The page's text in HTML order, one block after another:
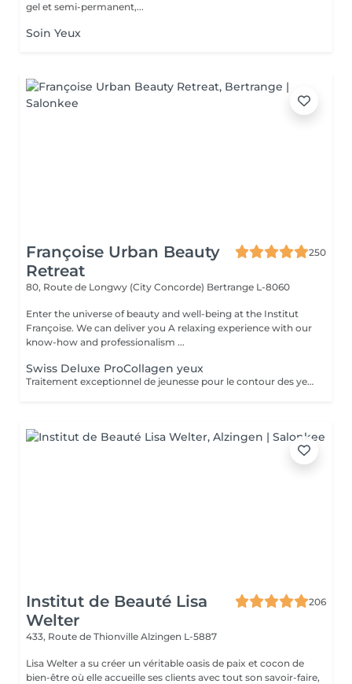
gel et semi-permanent,...
Soin Yeux
Françoise Urban Beauty
Retreat
250
80, Route de Longwy (City Concorde) Bertrange L-8060
Enter the universe of beauty and well-being at the Institut
Françoise. We can deliver you A relaxing experience with our
know-how and professionalism ...
Swiss Deluxe ProCollagen yeux
Traitement exceptionnel de jeunesse pour le contour des yeux, repulpant intense ,anti poches anti rides , effet immédiat
Institut de Beauté Lisa
Welter
206
433, Route de Thionville Alzingen L-5887
Lisa Welter a su créer un véritable oasis de paix et cocon de
bien-être où elle accueille ses clients avec tout son savoir-faire,